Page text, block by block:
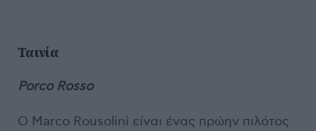
Ταινία
Porco Rosso
O Marco Rousolini είναι ένας πρώην πιλότος